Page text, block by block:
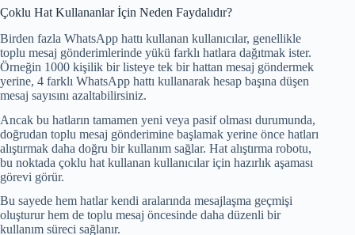
Çoklu Hat Kullananlar İçin Neden Faydalıdır?
Birden fazla WhatsApp hattı kullanan kullanıcılar, genellikle
toplu mesaj gönderimlerinde yükü farklı hatlara dağıtmak ister.
Örneğin 1000 kişilik bir listeye tek bir hattan mesaj göndermek
yerine, 4 farklı WhatsApp hattı kullanarak hesap başına düşen
mesaj sayısını azaltabilirsiniz.
Ancak bu hatların tamamen yeni veya pasif olması durumunda,
doğrudan toplu mesaj gönderimine başlamak yerine önce hatları
alıştırmak daha doğru bir kullanım sağlar. Hat alıştırma robotu,
bu noktada çoklu hat kullanan kullanıcılar için hazırlık aşaması
görevi görür.
Bu sayede hem hatlar kendi aralarında mesajlaşma geçmişi
oluşturur hem de toplu mesaj öncesinde daha düzenli bir
kullanım süreci sağlanır.